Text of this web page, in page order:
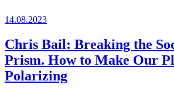
14.08.2023
Chris Bail: Breaking the
Prism. How to Make Our
Polarizing